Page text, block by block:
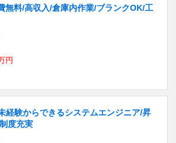
無料/高収入/倉庫内作業/ブランクOK/工
円
経験からできるシステムエンジニア/昇
度充実